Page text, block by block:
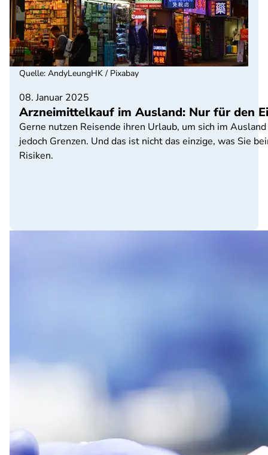
08. Januar 2025
Arzneimittelkauf im Ausland: Nur für den
Gerne nutzen Reisende ihren Urlaub, um sich im
jedoch Grenzen. Und das ist nicht das einzige, was Sie
Risiken.
Quelle: AndyLeungHK / Pixabay